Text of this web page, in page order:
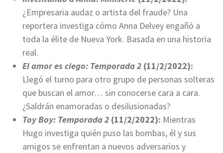
¿Empresaria audaz o artista del fraude? Una
reportera investiga cómo Anna Delvey engañó a
toda la élite de Nueva York. Basada en una historia
real.
El amor es ciego: Temporada 2 (11/2/2022):
Llegó el turno para otro grupo de personas solteras
que buscan el amor… sin conocerse cara a cara.
¿Saldrán enamoradas o desilusionadas?
Toy Boy: Temporada 2 (11/2/2022): Mientras
Hugo investiga quién puso las bombas, él y sus
amigos se enfrentan a nuevos adversarios y